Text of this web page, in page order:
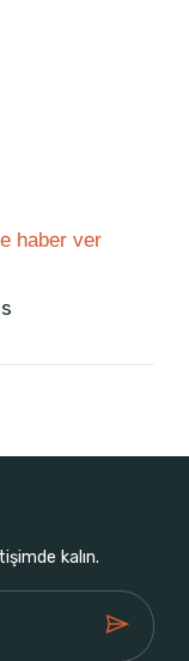
haber ver
kalın.